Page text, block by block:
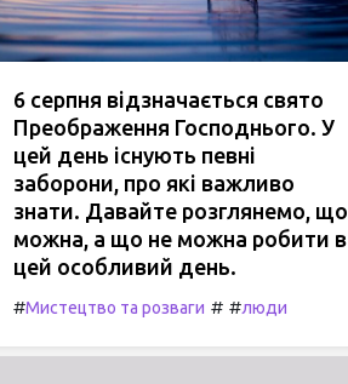
6 серпня відзначається свято
Преображення Господнього. У
цей день існують певні
заборони, про які важливо
знати. Давайте розглянемо, що
можна, а що не можна робити в
цей особливий день.
#Мистецтво та розваги # #люди